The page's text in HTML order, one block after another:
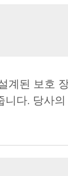
된 보호
다. 당사